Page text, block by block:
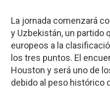
La jornada comenzará
y Uzbekistán, un partido
europeos a la
los tres puntos. El
Houston y será uno de
debido al peso histórico